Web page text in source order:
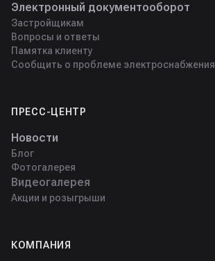
Электронный документооборот
Застройщикам
Вопросы и ответы
Памятка клиенту
Сообщить о проблеме электроснабжения
ПРЕСС-ЦЕНТР
Новости
Блог
Фотогалерея
Видеогалерея
Акции и розыгрыши
КОМПАНИЯ